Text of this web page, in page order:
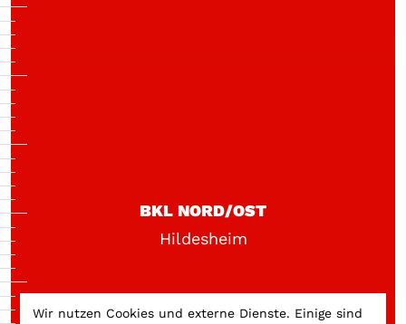
BKL NORD/OST
Hildesheim
Wir nutzen Cookies und externe Dienste. Einige sind